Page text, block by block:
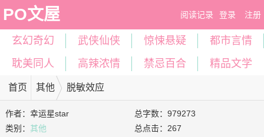
PO文屋 阅读记录 登录 注册
玄幻奇幻 武侠仙侠 惊悚悬疑
都市言情
耽美同人
高辣浓情 禁忌百合 精品文学
首页 其他 脱敏效应
作者：幸运星star
类别：其他
总字数：979273
总点击：267